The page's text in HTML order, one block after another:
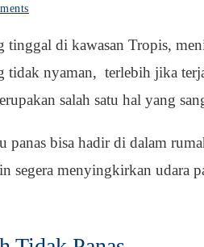
tinggal di kawasan Tropis,
tidak nyaman, terlebih jika
salah satu hal yang
panas bisa hadir di dalam
segera menyingkirkan udara